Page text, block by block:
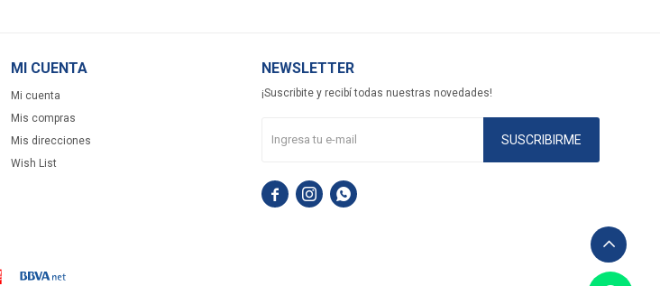
MI CUENTA
Mi cuenta
Mis compras
Mis direcciones
Wish List
NEWSLETTER
¡Suscribite y recibí todas nuestras novedades!
SUSCRIBIRME
  